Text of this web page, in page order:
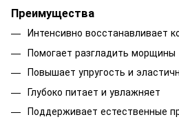
Преимущества
Интенсивно восстанавливает
Помогает разгладить морщины
Повышает упругость и
Глубоко питает и увлажняет
Поддерживает естественные